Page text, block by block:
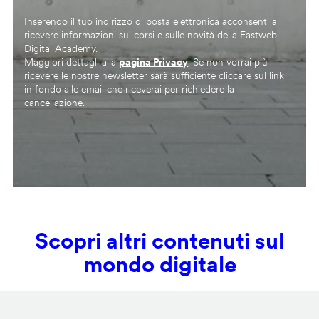
Inserendo il tuo indirizzo di posta elettronica acconsenti a
ricevere informazioni sui corsi e sulle novità della Fastweb
Digital Academy.
Maggiori dettagli allapagina Privacy. Se non vorrai più
ricevere le nostre newsletter sarà sufficiente cliccare sul link
in fondo alle email che riceverai per richiedere la
cancellazione.
Scopri altri contenuti sul
mondo digitale